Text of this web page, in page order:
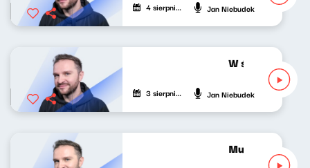
4 sierpnia 2026 Jan Niebudek
W środku dnia
3 sierpnia 2026 Jan Niebudek
Muzyka